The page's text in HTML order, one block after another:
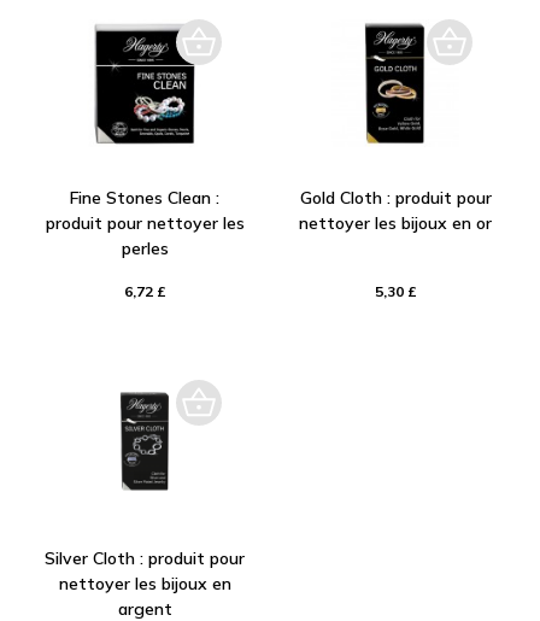
Fine Stones Clean :
produit pour nettoyer les
perles
6,72 £
Gold Cloth : produit pour
nettoyer les bijoux en or
5,30 £
Silver Cloth : produit pour
nettoyer les bijoux en
argent